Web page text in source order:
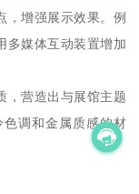
，增强展示效果。例
多媒体互动装置增加
，营造出与展馆主题
调和金属质感的材